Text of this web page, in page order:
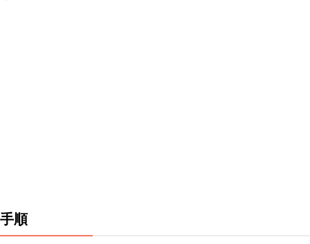
手順